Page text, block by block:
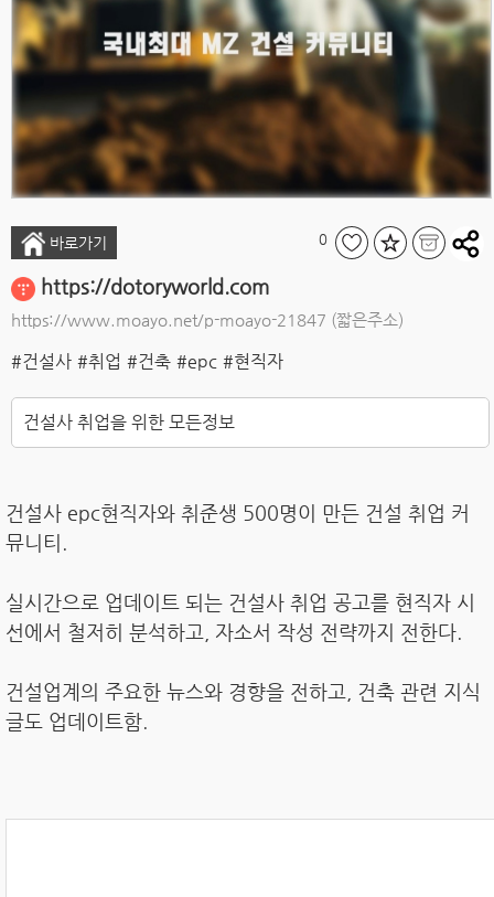
0
바로가기
https://dotoryworld.com
https://www.moayo.net/p-moayo-21847 (짧은주소)
#건설사 #취업 #건축 #epc #현직자
건설사 취업을 위한 모든정보
건설사 epc현직자와 취준생 500명이 만든 건설 취업 커
뮤니티.
실시간으로 업데이트 되는 건설사 취업 공고를 현직자 시
선에서 철저히 분석하고, 자소서 작성 전략까지 전한다.
건설업계의 주요한 뉴스와 경향을 전하고, 건축 관련 지식
글도 업데이트함.